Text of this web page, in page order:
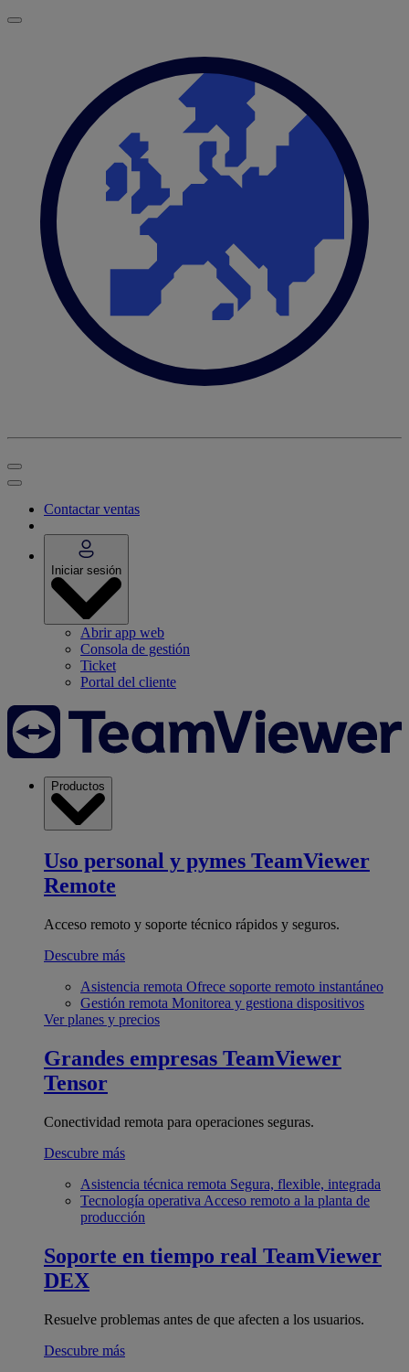
Contactar ventas
Iniciar sesión
Abrir app web
Consola de gestión
Ticket
Portal del cliente
Productos
Uso personal y pymes TeamViewer
Remote
Acceso remoto y soporte técnico rápidos y seguros.
Descubre más
Asistencia remota Ofrece soporte remoto instantáneo
Gestión remota Monitorea y gestiona dispositivos
Ver planes y precios
Grandes empresas TeamViewer
Tensor
Conectividad remota para operaciones seguras.
Descubre más
Asistencia técnica remota Segura, flexible, integrada
Tecnología operativa Acceso remoto a la planta de
producción
Soporte en tiempo real TeamViewer
DEX
Resuelve problemas antes de que afecten a los usuarios.
Descubre más